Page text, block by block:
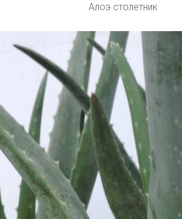
Алоэ столетник